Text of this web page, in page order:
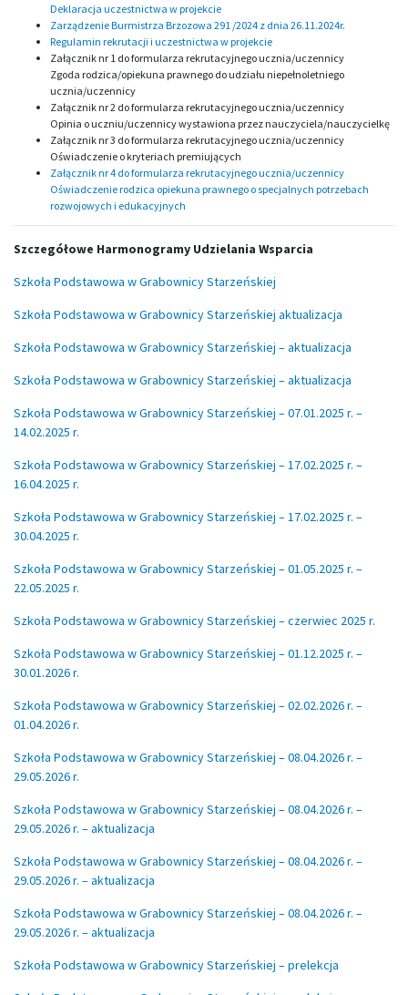
Deklaracja uczestnictwa w projekcie
Zarządzenie Burmistrza Brzozowa 291 /2024 z dnia 26.11.2024r.
Regulamin rekrutacji i uczestnictwa w projekcie
Załącznik nr 1 do formularza rekrutacyjnego ucznia/uczennicy
Zgoda rodzica/opiekuna prawnego do udziału niepełnoletniego
ucznia/uczennicy
Załącznik nr 2 do formularza rekrutacyjnego ucznia/uczennicy
Opinia o uczniu/uczennicy wystawiona przez nauczyciela/nauczycielkę
Załącznik nr 3 do formularza rekrutacyjnego ucznia/uczennicy
Oświadczenie o kryteriach premiujących
Załącznik nr 4 do formularza rekrutacyjnego ucznia/uczennicy
Oświadczenie rodzica opiekuna prawnego o specjalnych potrzebach
rozwojowych i edukacyjnych
Szczegółowe Harmonogramy Udzielania Wsparcia
Szkoła Podstawowa w Grabownicy Starzeńskiej
Szkoła Podstawowa w Grabownicy Starzeńskiej aktualizacja
Szkoła Podstawowa w Grabownicy Starzeńskiej – aktualizacja
Szkoła Podstawowa w Grabownicy Starzeńskiej – aktualizacja
Szkoła Podstawowa w Grabownicy Starzeńskiej – 07.01.2025 r. –
14.02.2025 r.
Szkoła Podstawowa w Grabownicy Starzeńskiej – 17.02.2025 r. –
16.04.2025 r.
Szkoła Podstawowa w Grabownicy Starzeńskiej – 17.02.2025 r. –
30.04.2025 r.
Szkoła Podstawowa w Grabownicy Starzeńskiej – 01.05.2025 r. –
22.05.2025 r.
Szkoła Podstawowa w Grabownicy Starzeńskiej – czerwiec 2025 r.
Szkoła Podstawowa w Grabownicy Starzeńskiej – 01.12.2025 r. –
30.01.2026 r.
Szkoła Podstawowa w Grabownicy Starzeńskiej – 02.02.2026 r. –
01.04.2026 r.
Szkoła Podstawowa w Grabownicy Starzeńskiej – 08.04.2026 r. –
29.05.2026 r.
Szkoła Podstawowa w Grabownicy Starzeńskiej – 08.04.2026 r. –
29.05.2026 r. – aktualizacja
Szkoła Podstawowa w Grabownicy Starzeńskiej – 08.04.2026 r. –
29.05.2026 r. – aktualizacja
Szkoła Podstawowa w Grabownicy Starzeńskiej – 08.04.2026 r. –
29.05.2026 r. – aktualizacja
Szkoła Podstawowa w Grabownicy Starzeńskiej – prelekcja